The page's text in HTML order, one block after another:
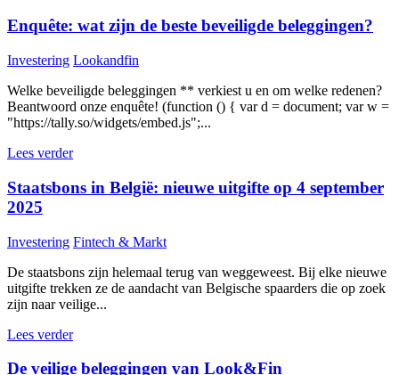
Enquête: wat zijn de beste beveiligde beleggingen?
Investering Lookandfin
Welke beveiligde beleggingen ** verkiest u en om welke redenen?
Beantwoord onze enquête! (function () { var d = document; var w =
"https://tally.so/widgets/embed.js";...
Lees verder
Staatsbons in België: nieuwe uitgifte op 4 september
2025
Investering Fintech & Markt
De staatsbons zijn helemaal terug van weggeweest. Bij elke nieuwe
uitgifte trekken ze de aandacht van Belgische spaarders die op zoek
zijn naar veilige...
Lees verder
De veilige beleggingen van Look&Fin